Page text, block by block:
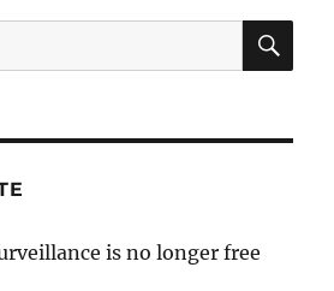
comes
is no longer free